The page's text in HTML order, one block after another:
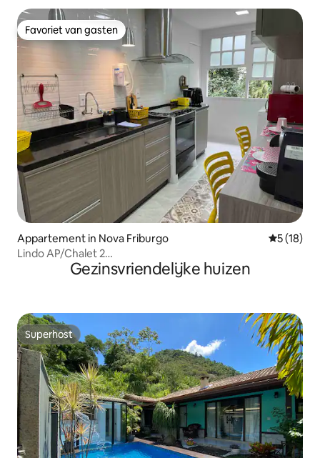
Favoriet van gasten
Favoriet van gasten
Appartement in Nova Friburgo
5 (18)
Lindo AP/Chalet 2
Slaapkamers/WIFI/Pincin/Sauna/Quadra
Gezinsvriendelijke huizen
Superhost
Superhost